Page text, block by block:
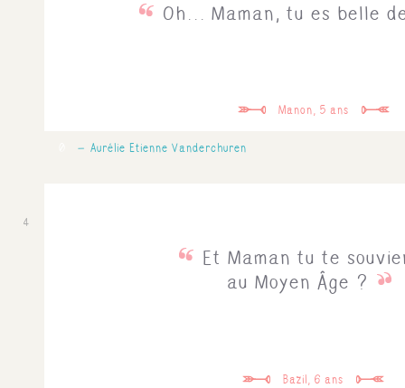
Oh... Maman, tu es belle
Manon, 5 ans
Aurélie Etienne Vanderchuren
Et Maman tu te
au Moyen Âge ?
Bazil, 6 ans
4